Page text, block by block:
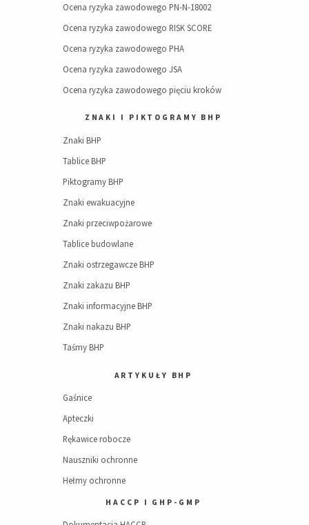
Ocena ryzyka zawodowego PN-N-18002
Ocena ryzyka zawodowego RISK SCORE
Ocena ryzyka zawodowego PHA
Ocena ryzyka zawodowego JSA
Ocena ryzyka zawodowego pięciu kroków
ZNAKI I PIKTOGRAMY BHP
Znaki BHP
Tablice BHP
Piktogramy BHP
Znaki ewakuacyjne
Znaki przeciwpożarowe
Tablice budowlane
Znaki ostrzegawcze BHP
Znaki zakazu BHP
Znaki informacyjne BHP
Znaki nakazu BHP
Taśmy BHP
ARTYKUŁY BHP
Gaśnice
Apteczki
Rękawice robocze
Nauszniki ochronne
Hełmy ochronne
HACCP I GHP-GMP